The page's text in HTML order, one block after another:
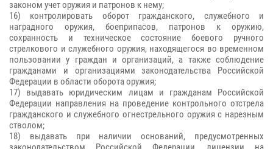
законом учет оружия и патронов к нему;
16) контролировать оборот гражданского, служебного и
наградного оружия, боеприпасов, патронов к оружию,
сохранность и техническое состояние боевого ручного
стрелкового и служебного оружия, находящегося во временном
пользовании у граждан и организаций, а также соблюдение
гражданами и организациями законодательства Российской
Федерации в области оборота оружия;
17) выдавать юридическим лицам и гражданам Российской
Федерации направления на проведение контрольного отстрела
гражданского и служебного огнестрельного оружия с нарезным
стволом;
18) выдавать при наличии оснований, предусмотренных